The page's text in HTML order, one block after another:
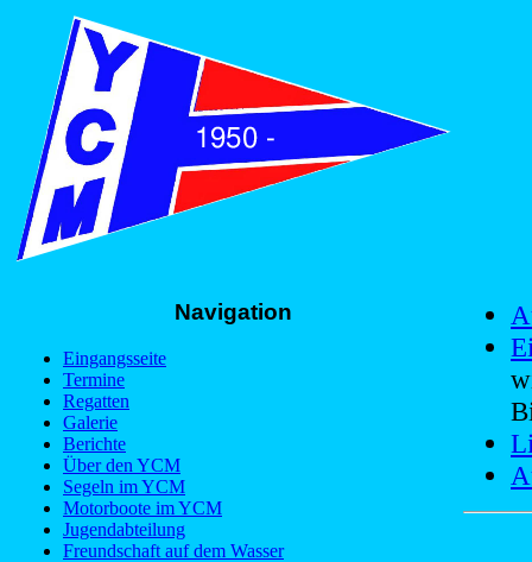
Navigation
Eingangsseite
Termine
Regatten
Galerie
Berichte
Über den YCM
Segeln im YCM
Motorboote im YCM
Jugendabteilung
Freundschaft auf dem Wasser